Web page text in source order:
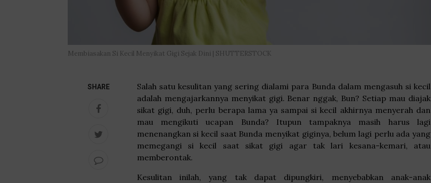
Membiasakan Si Kecil Menyikat Gigi Sejak Dini | SHUTTERSTOCK
SHARE
Salah satu kesulitan yang sering dialami para Bunda dalam mengasuh si kecil
adalah mengajarkannya menyikat gigi. Benar nggak, Bun? Setiap mau diajak
sikat gigi, duh, perlu berapa lama ya sampai si kecil akhirnya menyerah dan
mau mengikuti ucapan Bunda? Itupun tampaknya masih harus lagi
menenangkan si kecil saat Bunda menyikat giginya, belum lagi perlu ada yang
memegangi si kecil saat sikat gigi agar tak lari kesana-kemari, atau
memberontak.
Kesulitan inilah, yang tak dapat dipungkiri, menyebabkan anak-anak